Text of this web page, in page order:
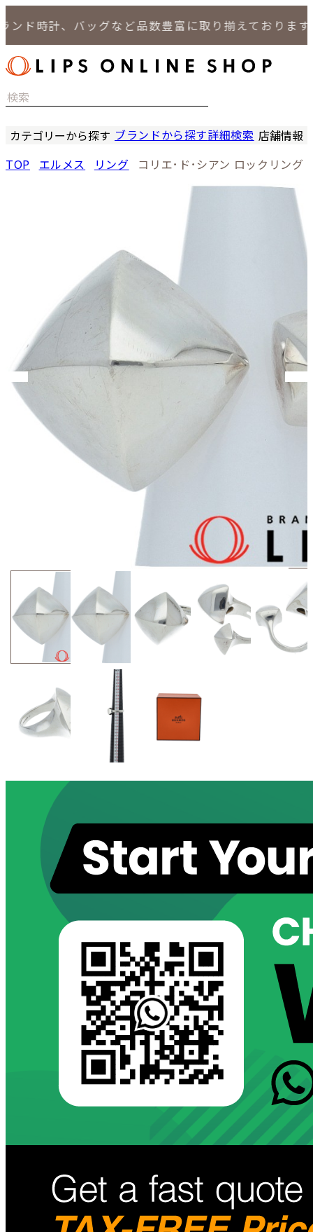
時計、バッグなど品数豊富に取り揃えております。
カテゴリーから探す
バッグ
ブランドから探す詳細検索 店舗情報
LIPS
LIPS 札
LIPS
LIPS 通
TOP エルメス リング コリエ･ド･シアン ロックリング